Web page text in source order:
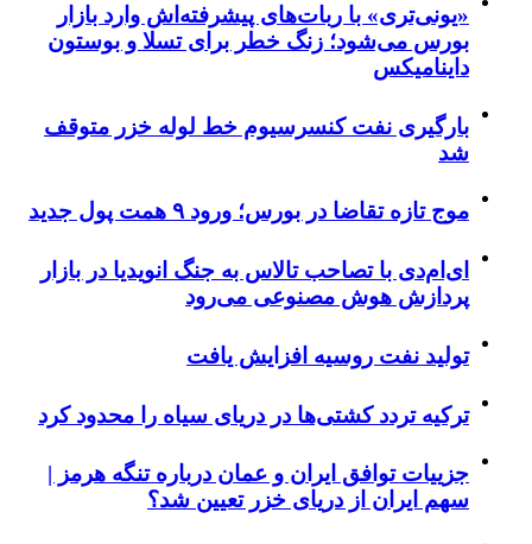
«یونی‌تری» با ربات‌های پیشرفته‌اش وارد بازار
بورس می‌شود؛ زنگ خطر برای تسلا و بوستون
داینامیکس
بارگیری نفت کنسرسیوم خط لوله خزر متوقف
شد
موج تازه تقاضا در بورس؛ ورود ۹ همت پول جدید
ای‌ام‌دی با تصاحب تالاس به جنگ انویدیا در بازار
پردازش هوش مصنوعی می‌رود
تولید نفت روسیه افزایش یافت
ترکیه تردد کشتی‌ها در دریای سیاه را محدود کرد
جزییات توافق ایران و عمان درباره تنگه هرمز |
سهم ایران از دریای خزر تعیین شد؟